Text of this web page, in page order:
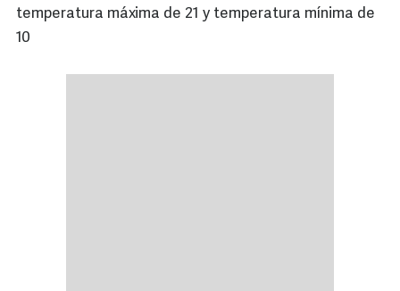
temperatura máxima de 21 y temperatura mínima de
10